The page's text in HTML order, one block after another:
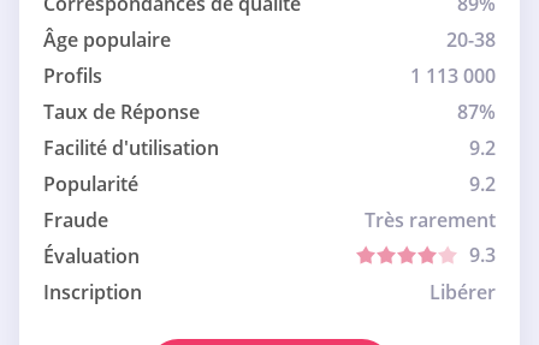
Âge populaire
20-38
Profils
1 113 000
Taux de Réponse
87%
Facilité d'utilisation
9.2
Popularité
9.2
Fraude
Très rarement
Évaluation
9.3
Inscription
Libérer